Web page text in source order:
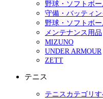
野球・ソフトボ
守備・バッティ
野球・ソフトボ
メンテナンス用品
MIZUNO
UNDER ARMOUR
ZETT
テニス
テニスカテゴリ